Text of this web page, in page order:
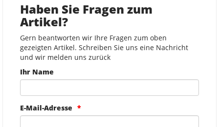
Haben Sie Fragen zum
Artikel?
Gern beantworten wir Ihre Fragen zum oben
gezeigten Artikel. Schreiben Sie uns eine Nachricht
und wir melden uns zurück
Ihr Name
E-Mail-Adresse